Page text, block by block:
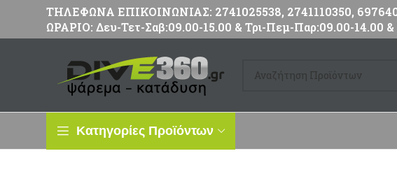
ΤΗΛΕΦΩΝΑ ΕΠΙΚΟΙΝΩΝΙΑΣ: 2741025538, 2741110350,
ΩΡΑΡΙΟ: Δευ-Τετ-Σαβ:09.00-15.00 & Τρι-Πεμ-Παρ:09.00-14.00 &
Κατηγορίες Προϊόντων